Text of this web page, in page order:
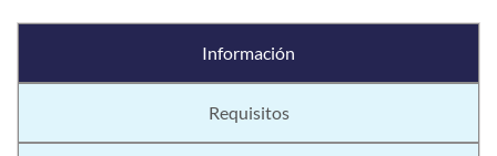
Información
Requisitos